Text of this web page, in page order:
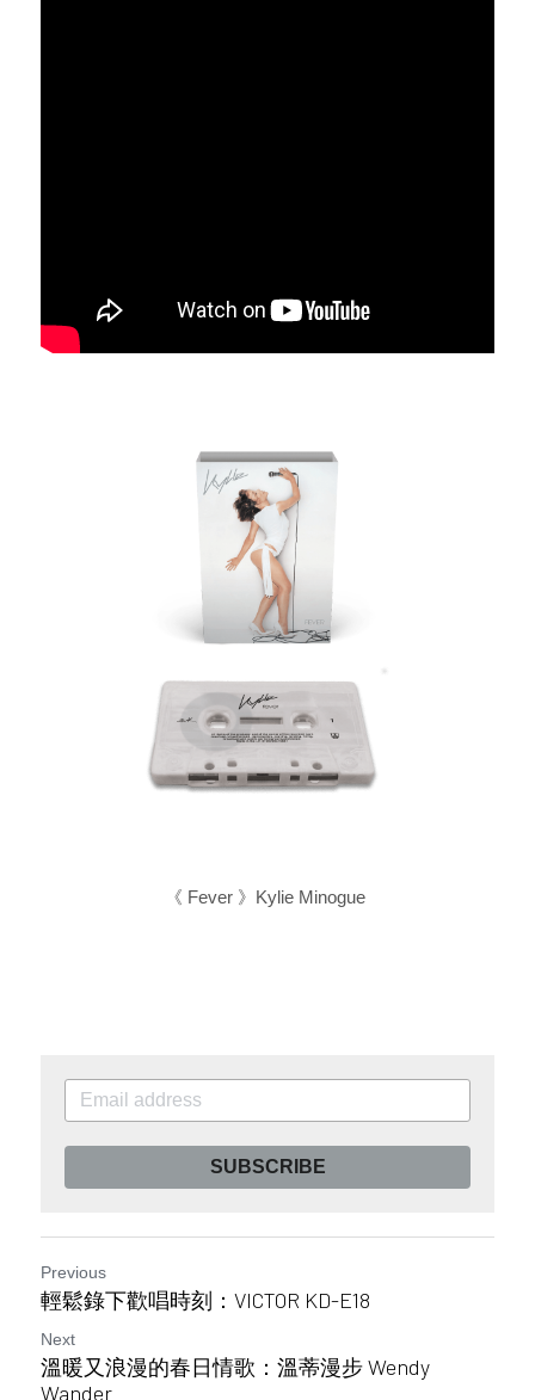
《 Fever 》Kylie Minogue
SUBSCRIBE
Previous
輕鬆錄下歡唱時刻：VICTOR KD-E18​
Next
溫暖又浪漫的春日情歌：溫蒂漫步 Wendy
Wander​